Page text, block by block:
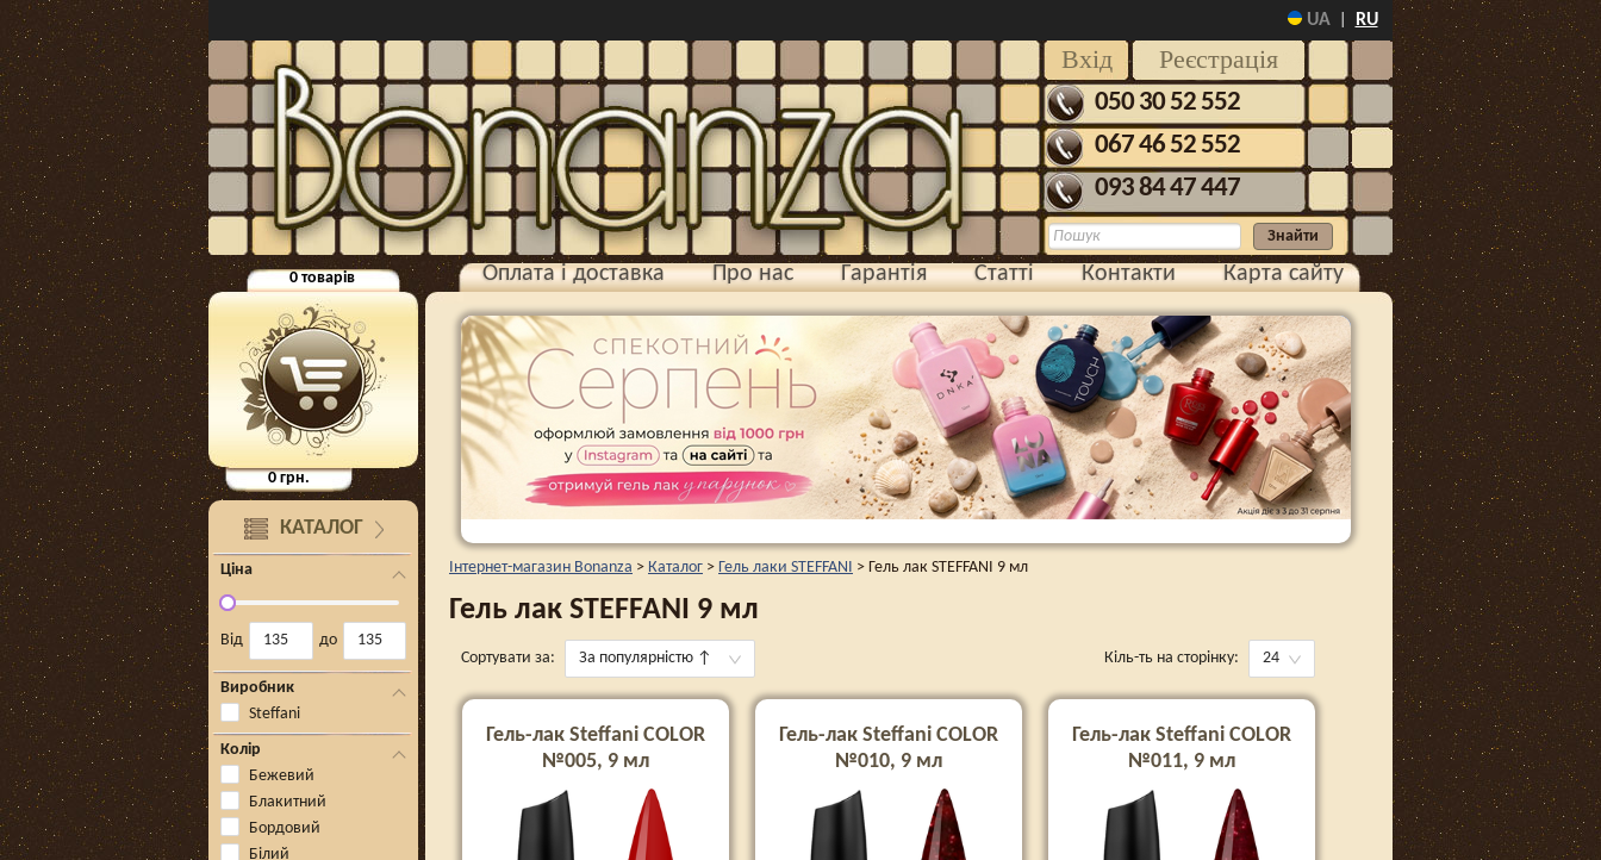
UA RU
Реєстрація
Вхід
050 30 52 552
067 46 52 552
093 84 47 447
0 товарів
0грн.
КАТАЛОГ
Ціна
Від до
Виробник
Steffani
Колір
Бежевий
Блакитний
Бордовий
Білий
Оплата і доставка Про нас Гарантія Статті Контакти Карта сайту
Інтернет-магазин Bonanza > Каталог > Гель лаки STEFFANI > Гель лак STEFFANI 9 мл
Гель лак STEFFANI 9 мл
Сортувати за: За популярністю ↑ Кіль-ть на сторінку: 24
Гель-лак Steffani COLOR
№005, 9 мл
Гель-лак Steffani COLOR
№010, 9 мл
Гель-лак Steffani COLOR
№011, 9 мл